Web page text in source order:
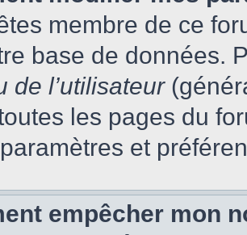
membre de ce
base de données.
de l’utilisateur
les pages du
et
empêcher mon